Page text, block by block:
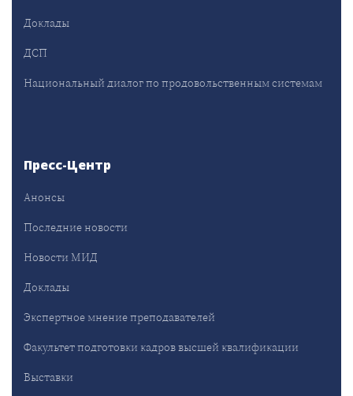
Доклады
ДСП
Национальный диалог по продовольственным системам
Пресс-Центр
Анонсы
Последние новости
Новости МИД
Доклады
Экспертное мнение преподавателей
Факультет подготовки кадров высшей квалификации
Выставки